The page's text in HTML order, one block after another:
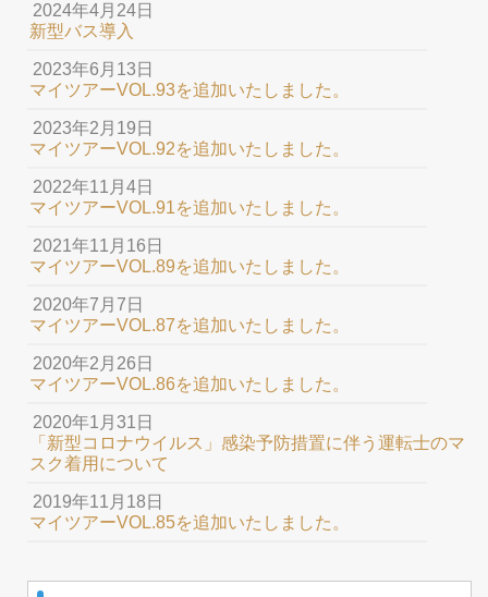
2024年4月24日
新型バス導入
2023年6月13日
マイツアーVOL.93を追加いたしました。
2023年2月19日
マイツアーVOL.92を追加いたしました。
2022年11月4日
マイツアーVOL.91を追加いたしました。
2021年11月16日
マイツアーVOL.89を追加いたしました。
2020年7月7日
マイツアーVOL.87を追加いたしました。
2020年2月26日
マイツアーVOL.86を追加いたしました。
2020年1月31日
「新型コロナウイルス」感染予防措置に伴う運転士のマ
スク着用について
2019年11月18日
マイツアーVOL.85を追加いたしました。